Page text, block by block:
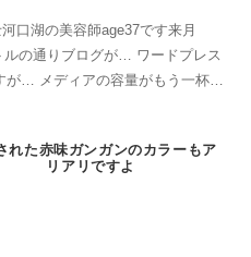
口湖の美容師age37です来月
の通りブログが… ワードプレス
が… メディアの容量がもう一杯に
れた赤味ガンガンのカラーもア
リアリですよ